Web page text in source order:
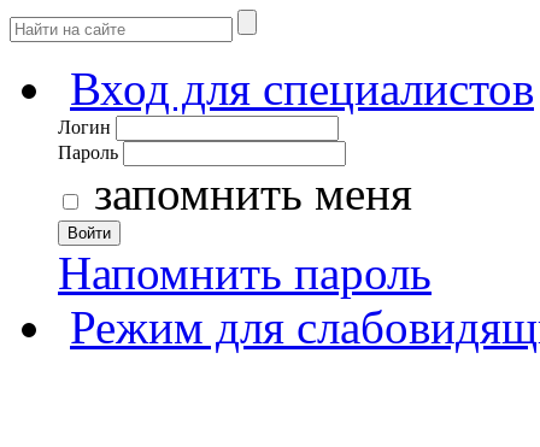
Вход для специалистов
Логин
Пароль
запомнить меня
Войти
Напомнить пароль
Режим для